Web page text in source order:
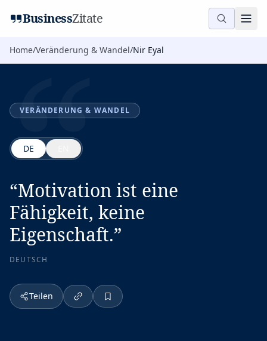
BusinessZitate
Home/Veränderung & Wandel/Nir Eyal
“
VERÄNDERUNG & WANDEL
DE
“Motivation ist eine
Fähigkeit, keine
Eigenschaft.”
DEUTSCH
Teilen